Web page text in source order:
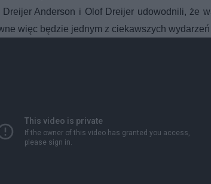
Dreijer Anderson i Olof Dreijer udowodnili, że
więc będzie jednym z ciekawszych